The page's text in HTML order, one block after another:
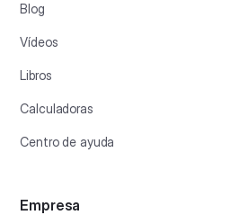
Blog
Vídeos
Libros
Calculadoras
Centro de ayuda
Empresa